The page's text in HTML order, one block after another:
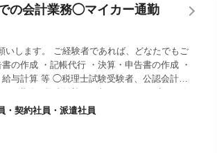
の会計業務◯マイカー通勤
いします。 ご経験者であれば、どなたでもご
の作成 ・記帳代行 ・決算・申告書の作成 ・
与計算 等 ◯税理士試験受験者、公認会計士
募、お待ちしております！
・契約社員・派遣社員